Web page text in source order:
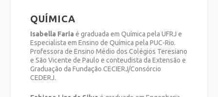
QUÍMICA
Isabella Faria é graduada em Química pela UFRJ e
Especialista em Ensino de Química pela PUC-Rio.
Professora de Ensino Médio dos Colégios Teresiano
e São Vicente de Paulo e conteudista da Extensão e
Graduação da Fundação CECIERJ/Consórcio
CEDERJ.